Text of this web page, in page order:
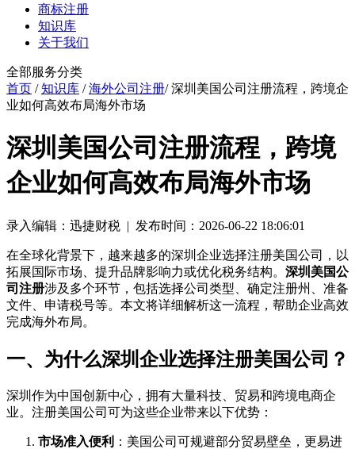
商标注册
知识库
关于我们
全部服务分类
首页 /知识库 /海外公司注册/ 深圳美国公司注册流程，跨境企
业如何高效布局海外市场
深圳美国公司注册流程，跨境
企业如何高效布局海外市场
录入编辑：迅捷财税 | 发布时间：2026-06-22 18:06:01
在全球化背景下，越来越多的深圳企业选择注册美国公司，以
拓展国际市场、提升品牌影响力或优化税务结构。 深圳美国公
司注册涉及多个环节，包括选择公司类型、确定注册州、准备
文件、申请税号等。本文将详细解析这一流程，帮助企业高效
完成海外布局。
一、为什么深圳企业选择注册美国公司？
深圳作为中国创新中心，拥有大量科技、贸易和跨境电商企
业。注册美国公司可为这些企业带来以下优势：
市场准入便利 ：美国公司可规避部分贸易壁垒，更易进